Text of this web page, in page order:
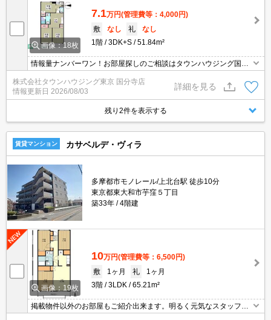
画像：18枚
7.1万円(管理費等：4,000円)
敷
なし 礼
なし
1階
3DK+S 51.84m²
情報量ナンバーワン！お部屋探しのご相談はタウンハウジング国分
寺店にお任せを！
株式会社タウンハウジング東京 国分寺店
情報更新日 2026/08/03
詳細を見る
残り2件を表示する
賃貸マンション カサベルデ・ヴィラ
多摩都市モノレール/上北台駅 徒歩10分
東京都東大和市芋窪５丁目
築33年
4階建
画像：19枚
10万円(管理費等：6,500円)
敷
1ヶ月 礼
1ヶ月
3階
3LDK 65.21m²
掲載物件以外のお部屋もご紹介出来ます。明るく元気なスタッフが
丁寧にご対応させていただきます。オンラインで見学・接客可能で